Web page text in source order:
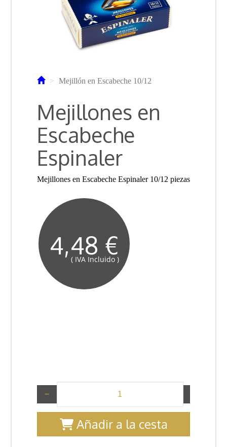
Mejillón en Escabeche 10/12
Mejillones en
Escabeche
Espinaler
Mejillones en Escabeche Espinaler 10/12 piezas
4,48 €
( IVA Incluido )
−
Añadir a la cesta